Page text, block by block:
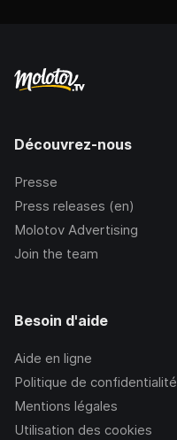
Découvrez-nous
Presse
Press releases (en)
Molotov Advertising
Join the team
Besoin d'aide
Aide en ligne
Politique de confidentialité
Mentions légales
Utilisation des cookies